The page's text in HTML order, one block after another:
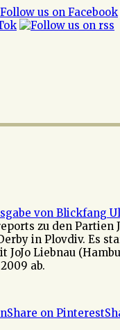
von Blickfang
zu den Partien
in Plovdiv. Es
Liebnau
ab.
Share on Pinterest